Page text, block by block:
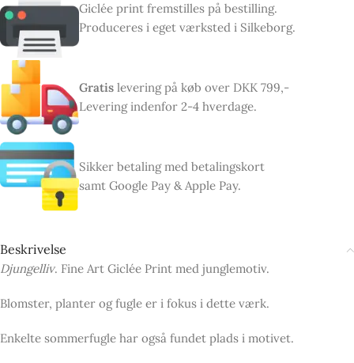
Giclée print fremstilles på bestilling.
Produceres i eget værksted i Silkeborg.
Gratis levering på køb over DKK 799,-
Levering indenfor 2-4 hverdage.
Sikker betaling med betalingskort
samt Google Pay & Apple Pay.
Beskrivelse
Djungelliv. Fine Art Giclée Print med junglemotiv.
Blomster, planter og fugle er i fokus i dette værk.
Enkelte sommerfugle har også fundet plads i motivet.